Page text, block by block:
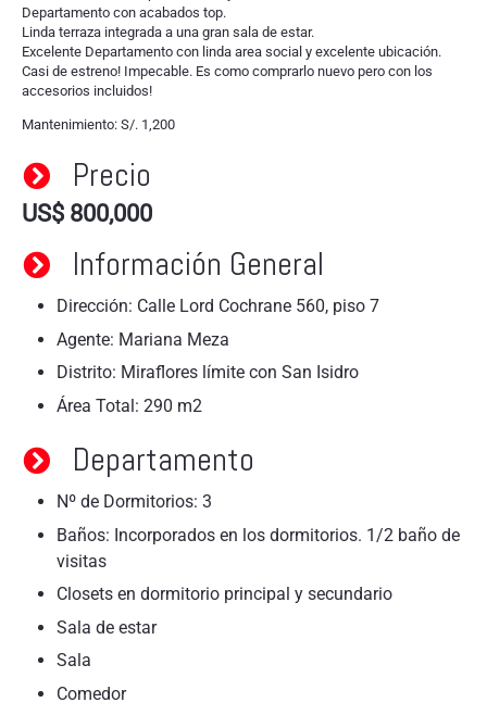
Departamento con acabados top.
Linda terraza integrada a una gran sala de estar.
Excelente Departamento con linda area social y excelente ubicación.
Casi de estreno! Impecable. Es como comprarlo nuevo pero con los
accesorios incluidos!
Mantenimiento: S/. 1,200
Precio
US$ 800,000
Información General
Dirección: Calle Lord Cochrane 560, piso 7
Agente: Mariana Meza
Distrito: Miraflores límite con San Isidro
Área Total: 290 m2
Departamento
Nº de Dormitorios: 3
Baños: Incorporados en los dormitorios. 1/2 baño de
visitas
Closets en dormitorio principal y secundario
Sala de estar
Sala
Comedor